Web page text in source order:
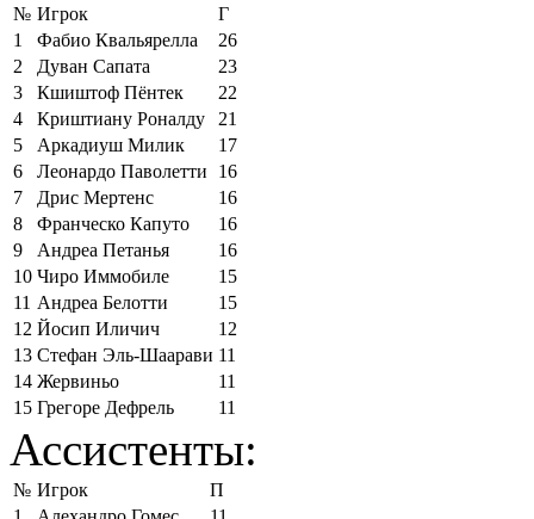
№ Игрок
Г
1
Фабио Квальярелла
26
2
Дуван Сапата
23
3
Кшиштоф Пёнтек
22
4
Криштиану Роналду
21
5
Аркадиуш Милик
17
6
Леонардо Паволетти
16
7
Дрис Мертенс
16
8
Франческо Капуто
16
9
Андреа Петанья
16
10 Чиро Иммобиле
15
11 Андреа Белотти
15
12 Йосип Иличич
12
13 Стефан Эль-Шаарави 11
14 Жервиньо
11
15 Грегоре Дефрель 11
Ассистенты:
№ Игрок
П